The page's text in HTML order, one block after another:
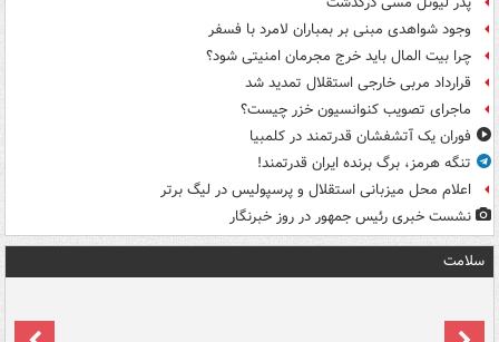
وجود شواهدی مبنی بر بمباران لامرد با فسفر
چرا بیت المال باید خرج مجرمان امنیتی شود؟
قرارداد مربی خارجی استقلال تمدید شد
ماجرای تصویب کنوانسیون خزر چیست؟
فوران یک آتشفشان قدرتمند در کلمبیا
تنگه هرمز، برگ برنده ایران قدرتمند!
اعلام محل میزبانی استقلال و پرسپولیس در لیگ برتر
نشست خبری رئیس جمهور در روز خبرنگار
سلامت